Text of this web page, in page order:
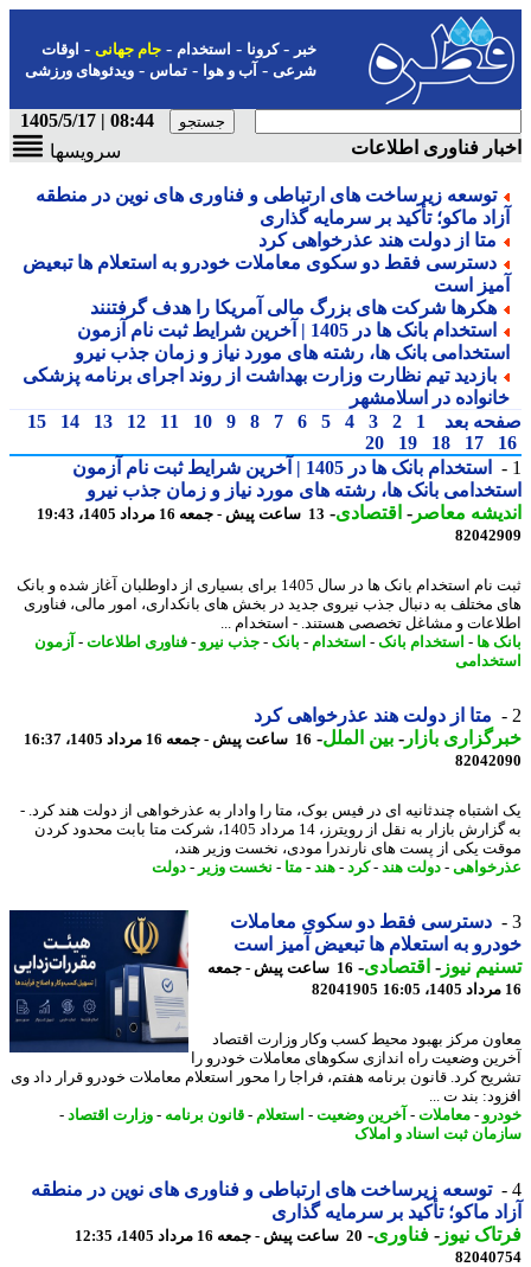
-کرونا-استخدام- جام جهانی-اوقات
شرعی-آب و هوا-تماس-ویدئوهای ورزشی
08:44 | 1405/5/17
فناوری اطلاعات
سرویسها
توسعه زیرساخت های ارتباطی و فناوری های نوین در منطقه
ماکو؛ تأکید بر سرمایه گذاری
متا از دولت هند عذرخواهی کرد
دسترسی فقط دو سکوی معاملات خودرو به استعلام ها تبعیض
است
هکرها شرکت های بزرگ مالی آمریکا را هدف گرفتنند
استخدام بانک ها در 1405 | آخرین شرایط ثبت نام آزمون
بانک ها، رشته های مورد نیاز و زمان جذب نیرو
بازدید تیم نظارت وزارت بهداشت از روند اجرای برنامه پزشکی
در اسلامشهر
بعد
1
2
3
4
5
6
7
8
9
10
11
12
13
14
15
17
18
19
20
استخدام بانک ها در 1405 | آخرین شرایط ثبت نام آزمون
بانک ها، رشته های مورد نیاز و زمان جذب نیرو
معاصر-اقتصادی-13 ساعت پیش - جمعه 16 مرداد 1405، 19:43
ثبت نام استخدام بانک ها در سال 1405 برای بسیاری از داوطلبان آغاز شده و بانک
مختلف به دنبال جذب نیروی جدید در بخش های بانکداری، امور مالی، فناوری
و مشاغل تخصصی هستند. - استخدام ...
ها- استخدام بانک -استخدام-بانک -جذب نیرو -فناوری اطلاعات-آزمون
متا از دولت هند عذرخواهی کرد
بازار- بین الملل-16 ساعت پیش - جمعه 16 مرداد 1405، 16:37
چندثانیه ای در فیس بوک، متا را وادار به عذرخواهی از دولت هند کرد. -
به گزارش بازار به نقل از رویترز، 14 مرداد 1405، شرکت متا بابت محدود کردن
یکی از پست های نارندرا مودی، نخست وزیر هند،
-دولت هند-کرد-هند-متا -نخست وزیر - دولت
دسترسی فقط دو سکوی معاملات
به استعلام ها تبعیض آمیز است
نیوز-اقتصادی-
16 ساعت پیش - جمعه
82041905
مرکز بهبود محیط کسب وکار وزارت اقتصاد
وضعیت راه اندازی سکوهای معاملات خودرو را
کرد. قانون برنامه هفتم، فراجا را محور استعلام معاملات خودرو قرار داد وی
بند ت ...
-معاملات-آخرین وضعیت-استعلام-قانون برنامه -وزارت اقتصاد-
ثبت اسناد و املاک
توسعه زیرساخت های ارتباطی و فناوری های نوین در منطقه
ماکو؛ تأکید بر سرمایه گذاری
نیوز-فناوری- 20 ساعت پیش - جمعه 16 مرداد 1405، 12:35